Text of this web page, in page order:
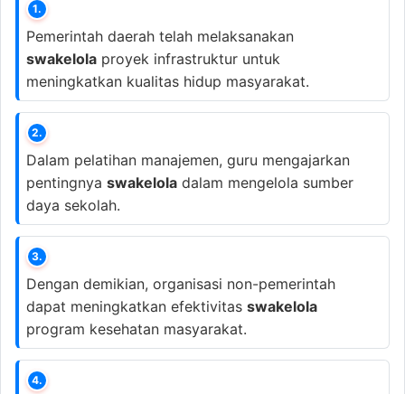
1.
Pemerintah daerah telah melaksanakan
swakelola proyek infrastruktur untuk
meningkatkan kualitas hidup masyarakat.
2.
Dalam pelatihan manajemen, guru mengajarkan
pentingnya swakelola dalam mengelola sumber
daya sekolah.
3.
Dengan demikian, organisasi non-pemerintah
dapat meningkatkan efektivitas swakelola
program kesehatan masyarakat.
4.